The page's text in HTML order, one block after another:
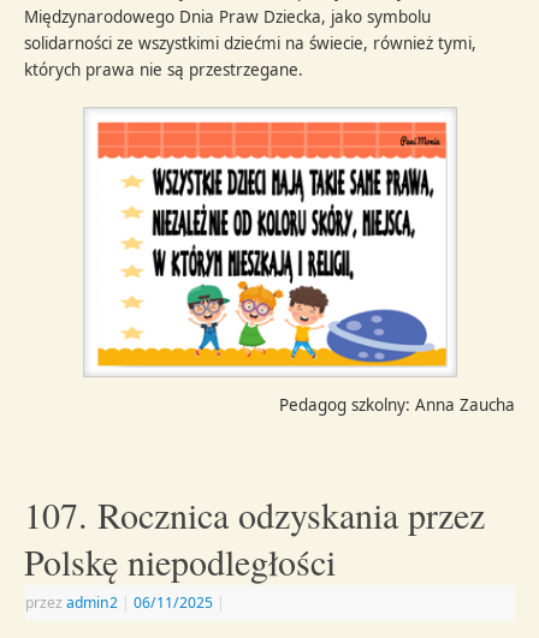
Międzynarodowego Dnia Praw Dziecka, jako symbolu
solidarności ze wszystkimi dziećmi na świecie, również tymi,
których prawa nie są przestrzegane.
Pedagog szkolny: Anna Zaucha
107. Rocznica odzyskania przez
Polskę niepodległości
przezadmin2 | 06/11/2025 |